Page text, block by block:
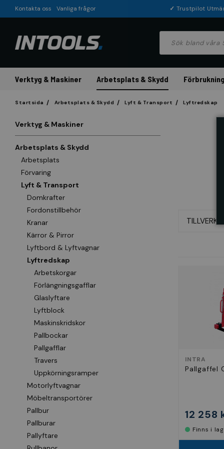
Kontakta oss Vanliga frågor ✓ Trustpilot
Verktyg & Maskiner Arbetsplats & Skydd
Startsida Arbetsplats & Skydd Lyft & Transport Lyftredskap
Verktyg & Maskiner
Arbetsplats & Skydd
Arbetsplats
Förvaring
Lyft & Transport
Domkrafter
Fordonstillbehör
Kranar
Kärror & Pirror
Lyftbord & Lyftvagnar
Lyftredskap
Arbetskorgar
Förlängningsgafflar
Glaslyftare
Lyftblock
Maskinskridskor
Pallbockar
Pallgafflar
Travers
Uppkörningsramper
Motorlyftvagnar
Möbeltransportörer
Pallbur
Pallburar
Pallyftare
INTRA
Pallgaffel
12 258
Finns i